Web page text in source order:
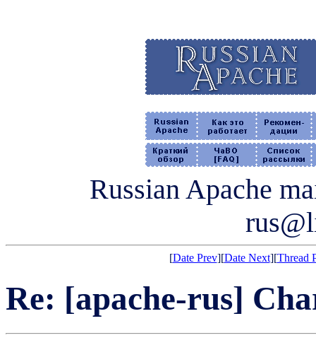
Russian Apache
[Date Prev][Date Next][Thread
Re: [apache-rus]